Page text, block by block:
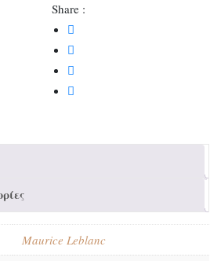
Share :
Maurice Leblanc